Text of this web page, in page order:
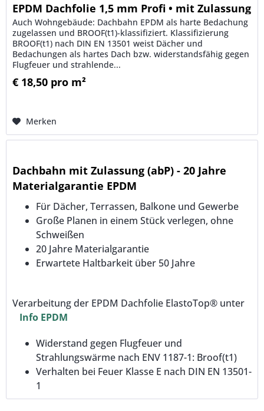
EPDM Dachfolie 1,5 mm Profi • mit Zulassung
Auch Wohngebäude: Dachbahn EPDM als harte Bedachung
zugelassen und BROOF(t1)-klassifiziert. Klassifizierung
BROOF(t1) nach DIN EN 13501 weist Dächer und
Bedachungen als hartes Dach bzw. widerstandsfähig gegen
Flugfeuer und strahlende...
€ 18,50 pro m²
Merken
Dachbahn mit Zulassung (abP) - 20 Jahre
Materialgarantie EPDM
Für Dächer, Terrassen, Balkone und Gewerbe
Große Planen in einem Stück verlegen, ohne
Schweißen
20 Jahre Materialgarantie
Erwartete Haltbarkeit über 50 Jahre
Verarbeitung der EPDM Dachfolie ElastoTop® unter
Info EPDM
Widerstand gegen Flugfeuer und
Strahlungswärme nach ENV 1187-1: Broof(t1)
Verhalten bei Feuer Klasse E nach DIN EN 13501-
1